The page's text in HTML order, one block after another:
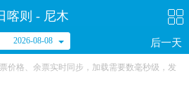
喀则 - 尼木
2026-08-08 后一天
价格、余票实时同步，加载需要数毫秒级，发